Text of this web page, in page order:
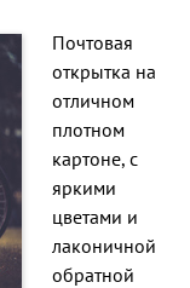
Почтовая
открытка на
отличном
плотном
картоне, с
яркими
цветами и
лаконичной
обратной